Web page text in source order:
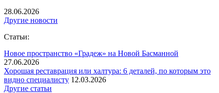
28.06.2026
Другие новости
Статьи:
Новое пространство «Градеж» на Новой Басманной
27.06.2026
Хорошая реставрация или халтура: 6 деталей, по которым это
видно специалисту 12.03.2026
Другие статьи